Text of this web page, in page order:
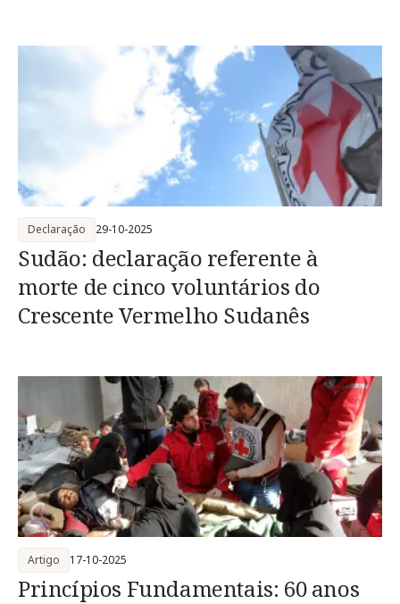
Sudão: declaração referente à
morte de cinco voluntários do
Crescente Vermelho Sudanês
Declaração 29-10-2025
Princípios Fundamentais: 60 anos
Artigo 17-10-2025